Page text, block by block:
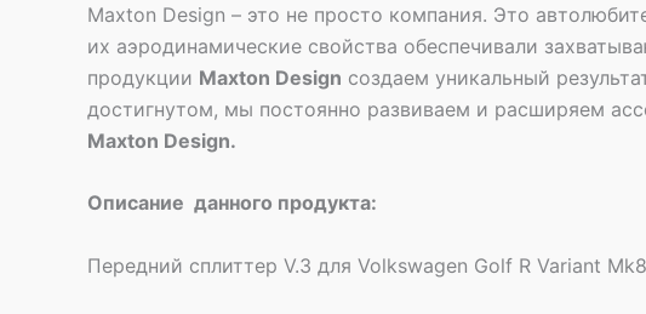
Maxton Design – это не просто компания. Это
их аэродинамические свойства обеспечивали
продукции Maxton Design создаем уникальный
достигнутом, мы постоянно развиваем и расширяем
Maxton Design.
Описание данного продукта:
Передний сплиттер V.3 для Volkswagen Golf R Variant